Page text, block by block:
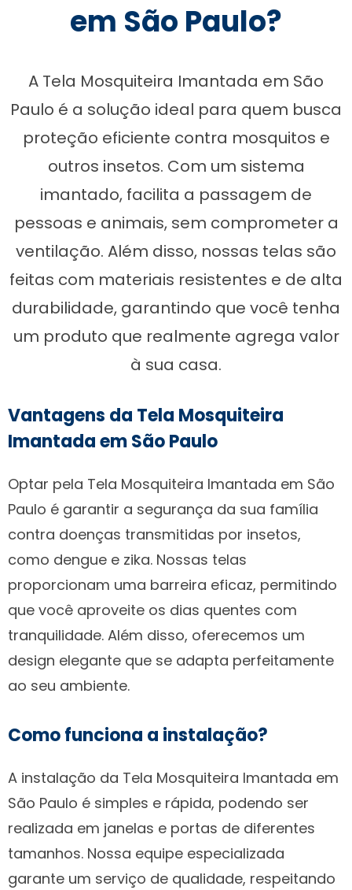
em São Paulo?
A Tela Mosquiteira Imantada em São
Paulo é a solução ideal para quem busca
proteção eficiente contra mosquitos e
outros insetos. Com um sistema
imantado, facilita a passagem de
pessoas e animais, sem comprometer a
ventilação. Além disso, nossas telas são
feitas com materiais resistentes e de alta
durabilidade, garantindo que você tenha
um produto que realmente agrega valor
à sua casa.
Vantagens da Tela Mosquiteira
Imantada em São Paulo
Optar pela Tela Mosquiteira Imantada em São
Paulo é garantir a segurança da sua família
contra doenças transmitidas por insetos,
como dengue e zika. Nossas telas
proporcionam uma barreira eficaz, permitindo
que você aproveite os dias quentes com
tranquilidade. Além disso, oferecemos um
design elegante que se adapta perfeitamente
ao seu ambiente.
Como funciona a instalação?
A instalação da Tela Mosquiteira Imantada em
São Paulo é simples e rápida, podendo ser
realizada em janelas e portas de diferentes
tamanhos. Nossa equipe especializada
garante um serviço de qualidade, respeitando